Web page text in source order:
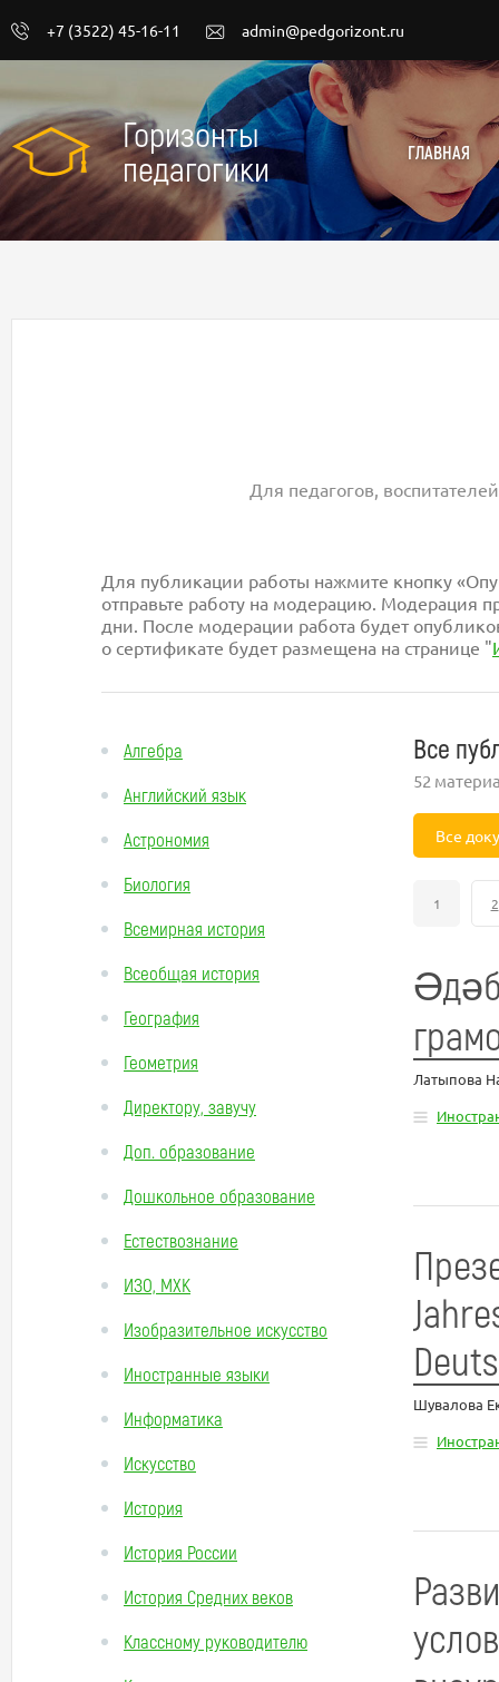
+7 (3522) 45-16-11 admin@pedgorizont.ru
Горизонты
педагогики
ГЛАВНАЯ
Для педагогов,
Для публикации работы нажмите кнопку
отправьте работу на модерацию. Модерация
дни. После модерации работа будет
о сертификате будет размещена на странице "
Алгебра
Английский язык
Астрономия
Биология
Всемирная история
Всеобщая история
География
Геометрия
Директору, завучу
Доп. образование
Дошкольное образование
Естествознание
ИЗО, МХК
Изобразительное искусство
Иностранные языки
Информатика
Искусство
История
История России
История Средних веков
Классному руководителю
Все
52
Все
1 2
Латыпова
Шувалова